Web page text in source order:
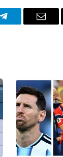
Telegram Email